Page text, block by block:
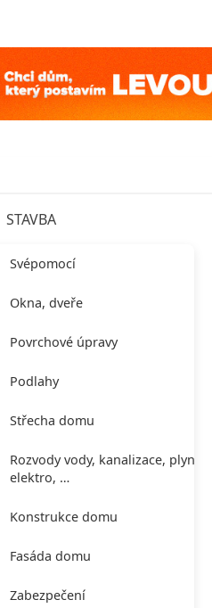
STAVBA
Svépomocí
Okna, dveře
Povrchové úpravy
Podlahy
Střecha domu
Rozvody vody, kanalizace, plynu,
elektro, …
Konstrukce domu
Fasáda domu
Zabezpečení